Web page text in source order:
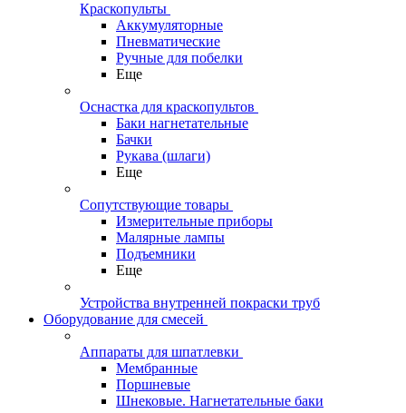
Краскопульты
Аккумуляторные
Пневматические
Ручные для побелки
Еще
Оснастка для краскопультов
Баки нагнетательные
Бачки
Рукава (шлаги)
Еще
Сопутствующие товары
Измерительные приборы
Малярные лампы
Подъемники
Еще
Устройства внутренней покраски труб
Оборудование для смесей
Аппараты для шпатлевки
Мембранные
Поршневые
Шнековые. Нагнетательные баки